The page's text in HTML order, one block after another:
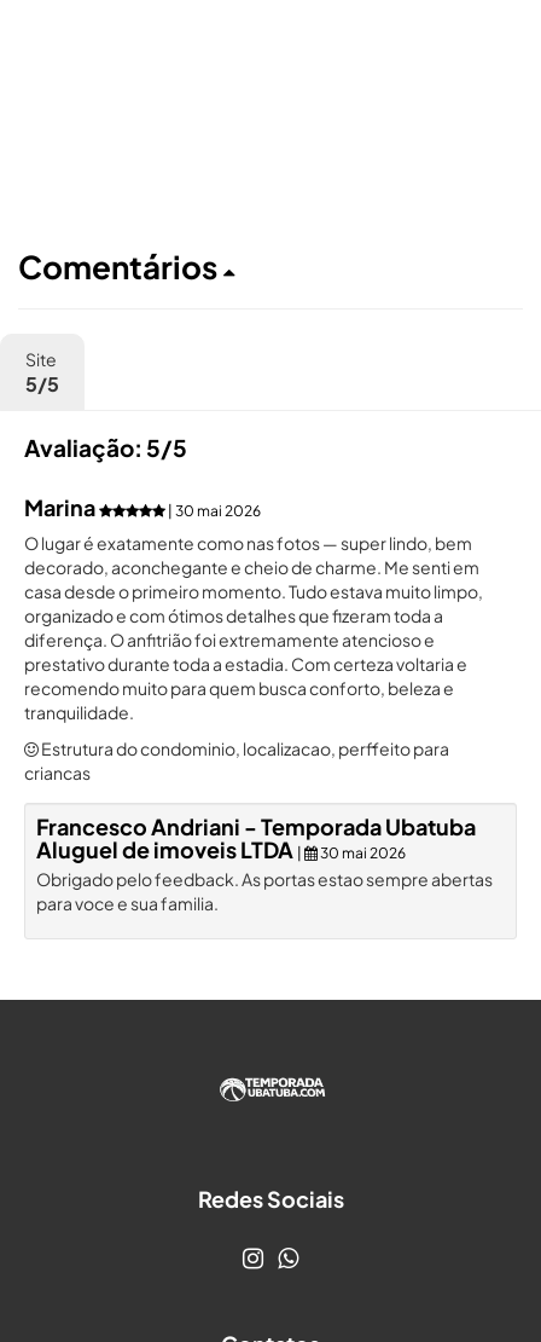
Comentários
Site
5/5
Avaliação: 5/5
Marina | 30 mai 2026
O lugar é exatamente como nas fotos — super lindo, bem
decorado, aconchegante e cheio de charme. Me senti em
casa desde o primeiro momento. Tudo estava muito limpo,
organizado e com ótimos detalhes que fizeram toda a
diferença. O anfitrião foi extremamente atencioso e
prestativo durante toda a estadia. Com certeza voltaria e
recomendo muito para quem busca conforto, beleza e
tranquilidade.
Estrutura do condominio, localizacao, perffeito para
criancas
Francesco Andriani - Temporada Ubatuba
Aluguel de imoveis LTDA | 30 mai 2026
Obrigado pelo feedback. As portas estao sempre abertas
para voce e sua familia.
Redes Sociais